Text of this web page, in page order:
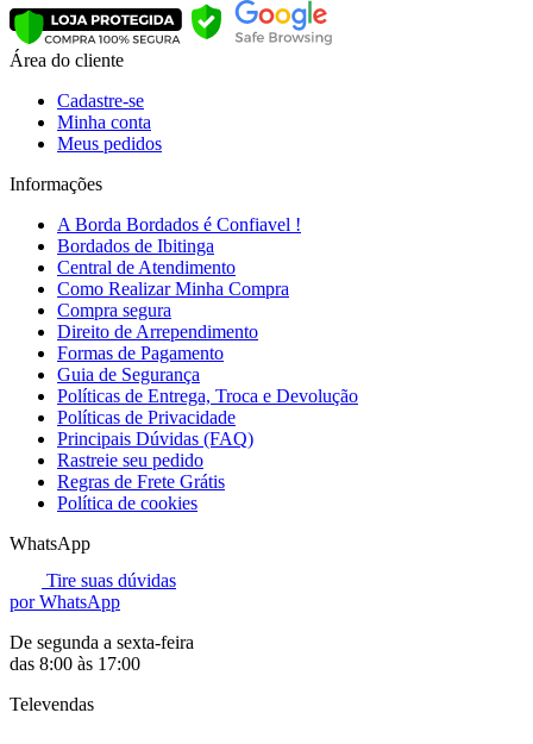
Área do cliente
Cadastre-se
Minha conta
Meus pedidos
Informações
A Borda Bordados é Confiavel !
Bordados de Ibitinga
Central de Atendimento
Como Realizar Minha Compra
Compra segura
Direito de Arrependimento
Formas de Pagamento
Guia de Segurança
Políticas de Entrega, Troca e Devolução
Políticas de Privacidade
Principais Dúvidas (FAQ)
Rastreie seu pedido
Regras de Frete Grátis
Política de cookies
WhatsApp
Tire suas dúvidas
por WhatsApp
De segunda a sexta-feira
das 8:00 às 17:00
Televendas